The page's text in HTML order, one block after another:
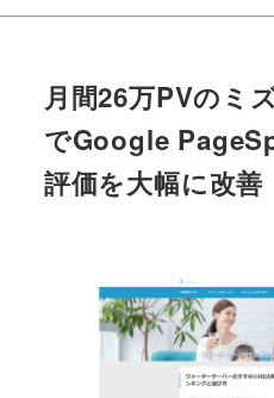
月間26万PVのミ
でGoogle
評価を大幅に改善